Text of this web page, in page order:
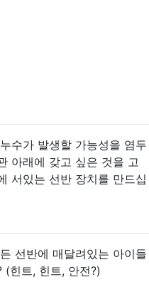
수가 발생할 가능성을 염두
아래에 갖고 싶은 것을 고
서있는 선반 장치를 만드십
선반에 매달려있는 아이들
(힌트, 힌트, 안전?)